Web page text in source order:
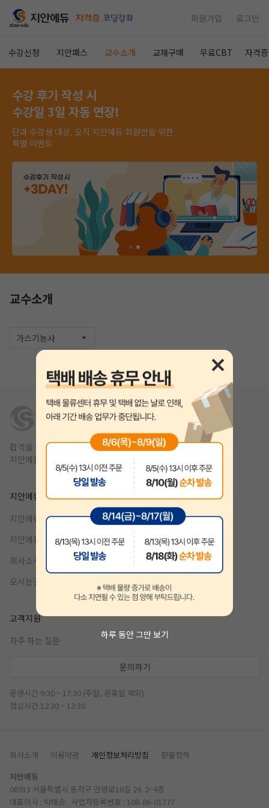
회원가입 로그인
수강신청 지안패스 교수소개 교재구매 무료CBT 자격
시 수강일 3일 자동 연장!
하루 동안 그만 보기
수강 후기 작성 시
수강일 3일 자동 연장!
단과 수강생 대상, 오직 지안에듀 회원만을 위한
특별 이벤트
교수소개
가스기능사
합격을 쉽고 빠르게,
지안에듀는 1년 안에 합격을 목표를 합니다.
지안에듀
지안에듀 공무원
지안에듀 자격증
회사소개
오시는길
제휴
강사지원
기업제휴
고객지원
자주 하는 질문
문의하기
운영시간 9:30 ~ 17:30 (주말, 공휴일 제외)
점심시간 12:30 ~ 13:30
회사소개 이용약관 개인정보처리방침
환불정책
지안에듀
06913 서울특별시 동작구 만양로18길 24. 2~4층
대표이사 : 박태순 사업자등록번호 : 108-86-01777